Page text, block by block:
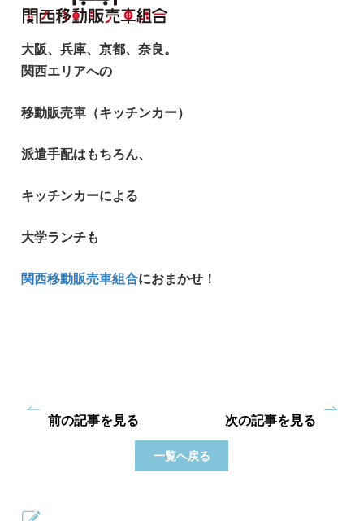
大阪、兵庫、京都、奈良。
関西エリアへの
移動販売車（キッチンカー）
派遣手配はもちろん、
キッチンカーによる
大学ランチも
関西移動販売車組合におまかせ！
前の記事を見る
一覧へ戻る
次の記事を見る